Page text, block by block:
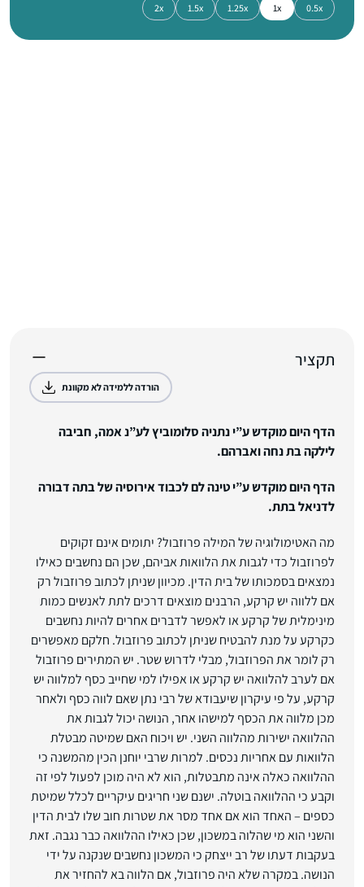
0.5x
1x
1.25x
1.5x
2x
תקציר
הורדה ללמידה לא מקוונת
הדף היום מוקדש ע”י נתניה סלומוביץ לע”נ אמה, חביבה
לילקה בת נחה ואברהם.
הדף היום מוקדש ע”י טינה לם לכבוד אירוסיה של בתה דבורה
לדניאל בתת.
מה האטימולוגיה של המילה פרוזבול? יתומים אינם זקוקים
לפרוזבול כדי לגבות את הלוואות אביהם, שכן הם נחשבים כאילו
נמצאים בסמכותו של בית הדין. מכיוון שניתן לכתוב פרוזבול רק
אם ללווה יש קרקע, הרבנים מוצאים דרכים לתת לאנשים כמות
מינימלית של קרקע או לאפשר לדברים אחרים להיות נחשבים
כקרקע על מנת להבטיח שניתן לכתוב פרוזבול. חלקם מאפשרים
רק לומר את הפרוזבול, מבלי לדרוש שטר. יש המתירים פרוזבול
אם לערב להלוואה יש קרקע או אפילו למי שחייב כסף למלווה יש
קרקע, על פי עיקרון שיעבודא של רבי נתן שאם לווה כסף ולאחר
מכן מלווה את הכסף למישהו אחר, הנושה יכול לגבות את
ההלוואה ישירות מהלווה השני. יש ויכוח האם שמיטה מבטלת
הלוואות עם אחריות נכסים. למרות שרבי יוחנן הכין מהמשנה כי
ההלוואה כאלה אינה מתבטלות, הוא לא היה מוכן לפעול לפי זה
וקבע כי ההלוואה בוטלה. ישנם שני חריגים עיקריים לכלל שמיטת
כספים – האחד הוא אם אחד מסר את שטרות חוב שלו לבית הדין
והשני הוא מי שהלוה במשכון, שכן כאילו ההלוואה כבר נגבה. זאת
בעקבות דעתו של רב ייצחק כי המשכון נחשבים שנקנה על ידי
הנושה. במקרה שלא היה פרוזבול, אם הלווה בא להחזיר את